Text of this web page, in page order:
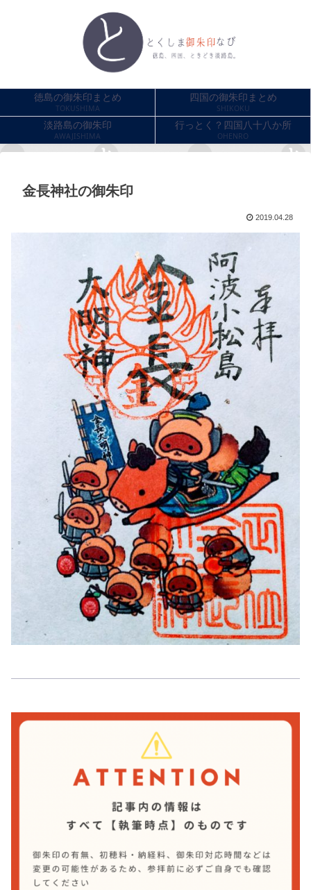
徳島の御朱印まとめ
TOKUSHIMA
四国の御朱印まとめ
SHIKOKU
淡路島の御朱印
AWAJISHIMA
行っとく？四国八十八か所
OHENRO
金長神社の御朱印
2019.04.28